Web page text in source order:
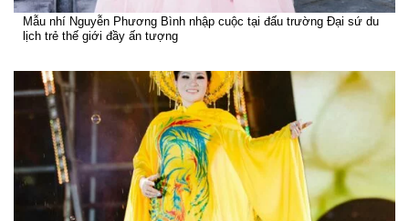
Mẫu nhí Nguyễn Phương Bình nhập cuộc tại đấu trường Đại sứ du
lịch trẻ thế giới đầy ấn tượng